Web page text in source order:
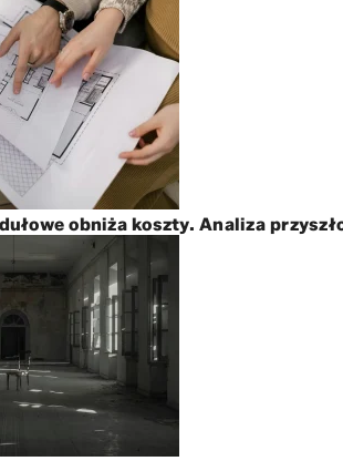
obniża koszty. Analiza